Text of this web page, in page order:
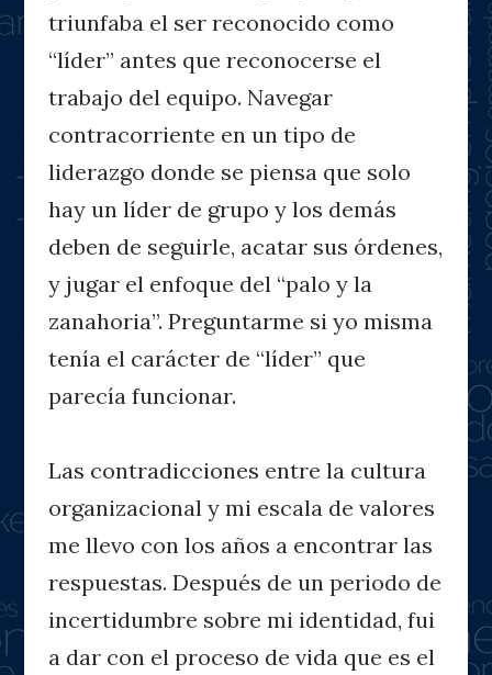
triunfaba el ser reconocido como
“líder” antes que reconocerse el
trabajo del equipo. Navegar
contracorriente en un tipo de
liderazgo donde se piensa que solo
hay un líder de grupo y los demás
deben de seguirle, acatar sus órdenes,
y jugar el enfoque del “palo y la
zanahoria”. Preguntarme si yo misma
tenía el carácter de “líder” que
parecía funcionar.
Las contradicciones entre la cultura
organizacional y mi escala de valores
me llevo con los años a encontrar las
respuestas. Después de un periodo de
incertidumbre sobre mi identidad, fui
a dar con el proceso de vida que es el